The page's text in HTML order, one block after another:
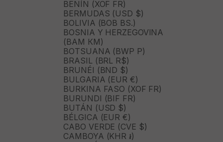
BENÍN (XOF FR)
BERMUDAS (USD $)
BOLIVIA (BOB BS.)
BOSNIA Y HERZEGOVINA
(BAM КМ)
BOTSUANA (BWP P)
BRASIL (BRL R$)
BRUNÉI (BND $)
BULGARIA (EUR €)
BURKINA FASO (XOF FR)
BURUNDI (BIF FR)
BUTÁN (USD $)
BÉLGICA (EUR €)
CABO VERDE (CVE $)
CAMBOYA (KHR ៛)